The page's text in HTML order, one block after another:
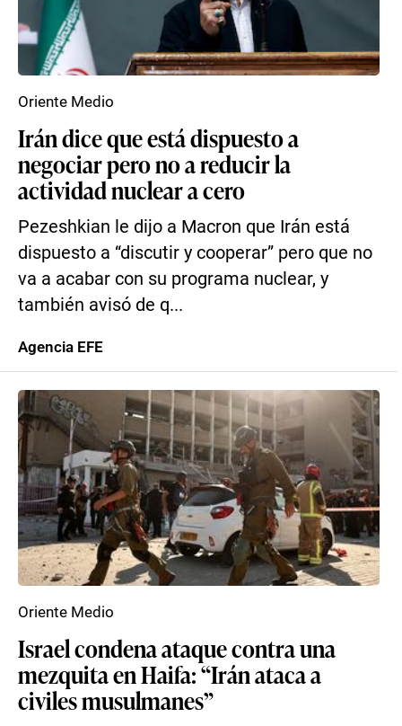
Irán dice que está dispuesto a
negociar pero no a reducir la
actividad nuclear a cero
Pezeshkian le dijo a Macron que Irán está
dispuesto a “discutir y cooperar” pero que no
va a acabar con su programa nuclear, y
también avisó de q...
Oriente Medio
Agencia EFE
Israel condena ataque contra una
mezquita en Haifa: “Irán ataca a
civiles musulmanes”
Oriente Medio